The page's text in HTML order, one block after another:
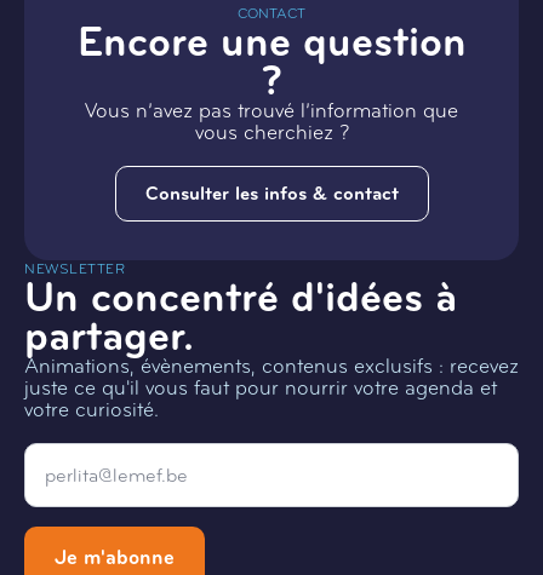
CONTACT
Encore une question
?
Vous n’avez pas trouvé l’information que
vous cherchiez ?
Consulter les infos & contact
NEWSLETTER
Un concentré d'idées à
partager.
Animations, évènements, contenus exclusifs : recevez
juste ce qu'il vous faut pour nourrir votre agenda et
votre curiosité.
Email
Je m'abonne